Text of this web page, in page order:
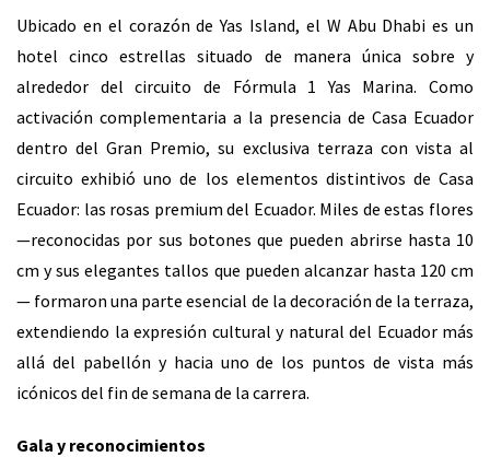
Ubicado en el corazón de Yas Island, el W Abu Dhabi es un
hotel cinco estrellas situado de manera única sobre y
alrededor del circuito de Fórmula 1 Yas Marina. Como
activación complementaria a la presencia de Casa Ecuador
dentro del Gran Premio, su exclusiva terraza con vista al
circuito exhibió uno de los elementos distintivos de Casa
Ecuador: las rosas premium del Ecuador. Miles de estas flores
—reconocidas por sus botones que pueden abrirse hasta 10
cm y sus elegantes tallos que pueden alcanzar hasta 120 cm
— formaron una parte esencial de la decoración de la terraza,
extendiendo la expresión cultural y natural del Ecuador más
allá del pabellón y hacia uno de los puntos de vista más
icónicos del fin de semana de la carrera.
Gala y reconocimientos